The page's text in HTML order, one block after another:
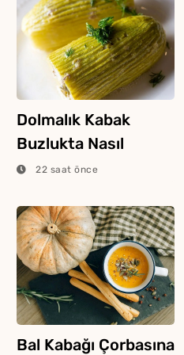
Dolmalık Kabak
Buzlukta Nasıl
Saklanır?
22 saat önce
Bal Kabağı Çorbasına